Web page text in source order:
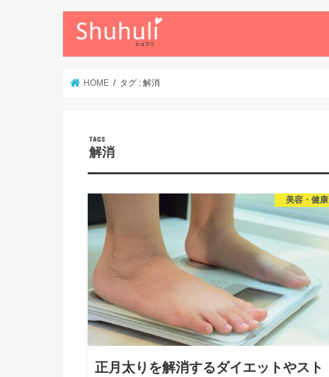
HOME タグ : 解消
解消
美容・健康
正月太りを解消するダイエットやスト